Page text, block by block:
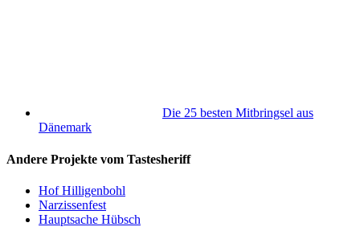
Die 25 besten Mitbringsel aus
Dänemark
Andere Projekte vom Tastesheriff
Hof Hilligenbohl
Narzissenfest
Hauptsache Hübsch